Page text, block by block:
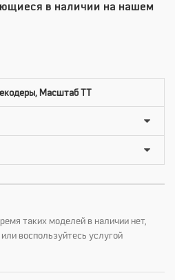
в наличии на нашем
Масштаб TT
таких моделей в наличии нет,
воспользуйтесь услугой